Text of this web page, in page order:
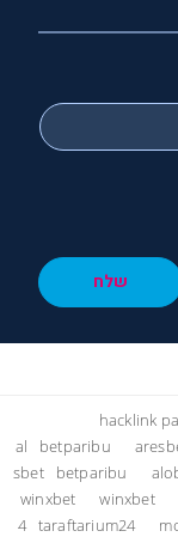
שלח
hacklink
al
betparibu
sbet
betparibu
winxbet
winxbet
4 taraftarium24